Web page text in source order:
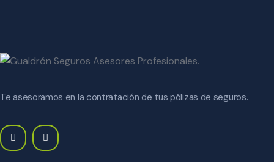
Te asesoramos en la contratación de tus pólizas de seguros.